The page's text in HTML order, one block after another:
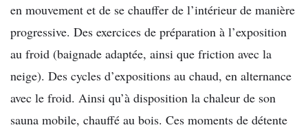
en mouvement et de se chauffer de l’intérieur de manière
progressive. Des exercices de préparation à l’exposition
au froid (baignade adaptée, ainsi que friction avec la
neige). Des cycles d’expositions au chaud, en alternance
avec le froid. Ainsi qu’à disposition la chaleur de son
sauna mobile, chauffé au bois. Ces moments de détente